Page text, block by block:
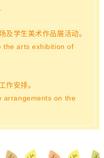
及学生美术作品展活动。
the arts exhibition of
作安排。
arrangements on the